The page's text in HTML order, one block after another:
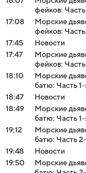
фейков: Часть
17:08
Морские
фейков:
17:45
Новости
17:47
Морские
фейков:
18:10
Морские
батю: Часть
18:47
Новости
18:49
Морские
батю: Часть
19:12
Морские
батю: Часть
19:48
Новости
19:50
Морские